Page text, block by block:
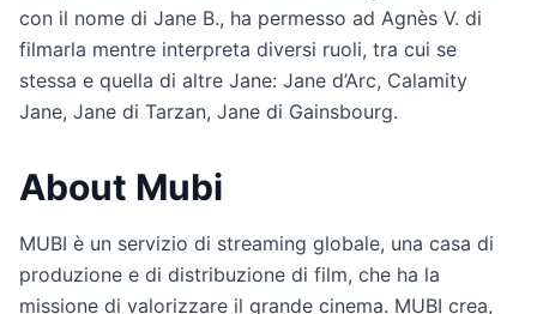
con il nome di Jane B., ha permesso ad Agnès V. di
filmarla mentre interpreta diversi ruoli, tra cui se
stessa e quella di altre Jane: Jane d’Arc, Calamity
Jane, Jane di Tarzan, Jane di Gainsbourg.
About Mubi
MUBI è un servizio di streaming globale, una casa di
produzione e di distribuzione di film, che ha la
missione di valorizzare il grande cinema. MUBI crea,